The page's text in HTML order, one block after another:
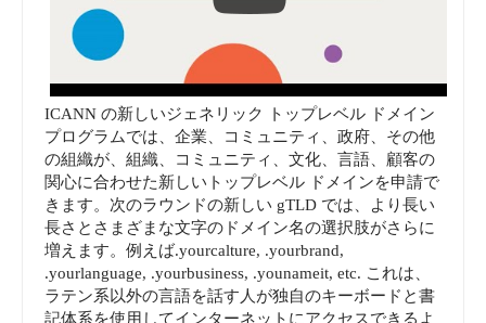
ICANN の新しいジェネリック トップレベル ドメイン
プログラムでは、企業、コミュニティ、政府、その他
の組織が、組織、コミュニティ、文化、言語、顧客の
関心に合わせた新しいトップレベル ドメインを申請で
きます。次のラウンドの新しい gTLD では、より長い
長さとさまざまな文字のドメイン名の選択肢がさらに
増えます。例えば.yourcalture, .yourbrand,
.yourlanguage, .yourbusiness, .younameit, etc. これは、
ラテン系以外の言語を話す人が独自のキーボードと書
記体系を使用してインターネットにアクセスできるよ